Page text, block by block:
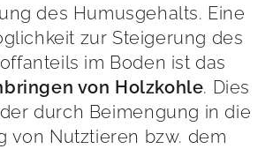
des Humusgehalts. Eine
zur Steigerung des
im Boden ist das
von Holzkohle. Dies
durch Beimengung in die
von Nutztieren bzw. dem